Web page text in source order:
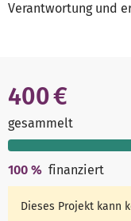
Verantwortung und
400 €
gesammelt
100 % finanziert
Dieses Projekt kann